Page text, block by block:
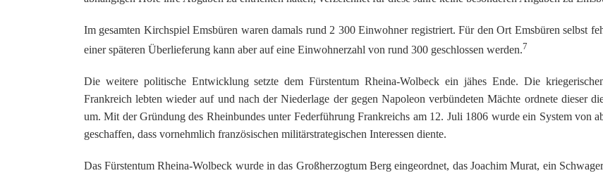
Im gesamten Kirchspiel Emsbüren waren damals rund 2 300 Einwohner registriert. Für den Ort Emsbüren selbst
einer späteren Überlieferung kann aber auf eine Einwohnerzahl von rund 300 geschlossen werden.7
Die weitere politische Entwicklung setzte dem Fürstentum Rheina-Wolbeck ein jähes Ende. Die
Frankreich lebten wieder auf und nach der Niederlage der gegen Napoleon verbündeten Mächte ordnete dieser
um. Mit der Gründung des Rheinbundes unter Federführung Frankreichs am 12. Juli 1806 wurde ein System von
geschaffen, dass vornehmlich französischen militärstrategischen Interessen diente.
Das Fürstentum Rheina-Wolbeck wurde in das Großherzogtum Berg eingeordnet, das Joachim Murat, ein